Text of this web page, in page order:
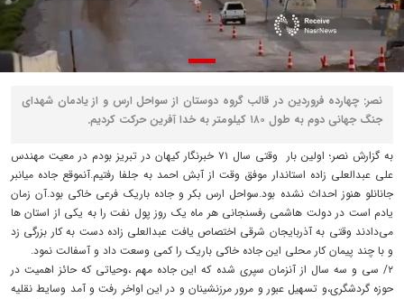
نصر: چهارده فروردین در قالب گروه دوستان از سواحل ارس و از یادمان شهدای
جنگ جهانی دوم به طول ۱۸۰ کیلومتر به خدا آفرین حرکت کردیم.
به گزارش نصر؛ اولین بار وقتی سال ۷۱ خبرنگار کیهان در تبریز بودم در معیت مهندس
علی عبدالعلی زاده استاندار موفق وقت از آبش احمد به جلفا رفتیم.آنموقع جاده میانبر
جانانلو هنوز احداث نشده بود.سواحل ارس بکر و جاده باریک فرعی خاکی بود.آن زمان
یادم است در دولت هاشمی رفسنجانی هر ماه یک روز پول نفت را به یکی از استان ها
می‌دادند وقتی به آذربایجان شرقی اختصاص یافت عبدالعلی زاده دست به کار بزرگی زد
و با چند پیمان کار محلی این جاده خاکی باریک را کمی وسعت داد و آسفالت نمود.
۲/ سی و سه سال از آنزمان سپری شده که این جاده مهم ،وحیاتی که حائز اهميت در
حوزه گردشگری،و تسهیل عبور و مرور مرزنشینان و در این اواخر رفت و آمد وسایط نقلیه